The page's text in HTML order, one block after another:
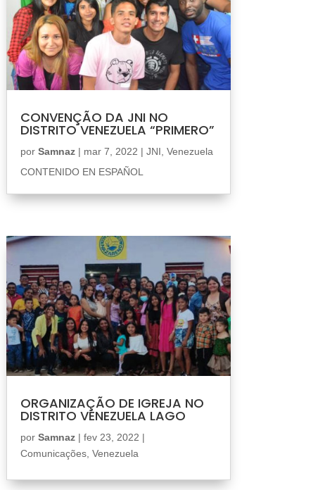
CONVENÇÃO DA JNI NO
DISTRITO VENEZUELA “PRIMERO”
por Samnaz| mar 7, 2022 | JNI Venezuela
CONTENIDO EN ESPAÑOL
ORGANIZAÇÃO DE IGREJA NO
DISTRITO VENEZUELA LAGO
por Samnaz| fev 23, 2022 |
Comunicações, Venezuela